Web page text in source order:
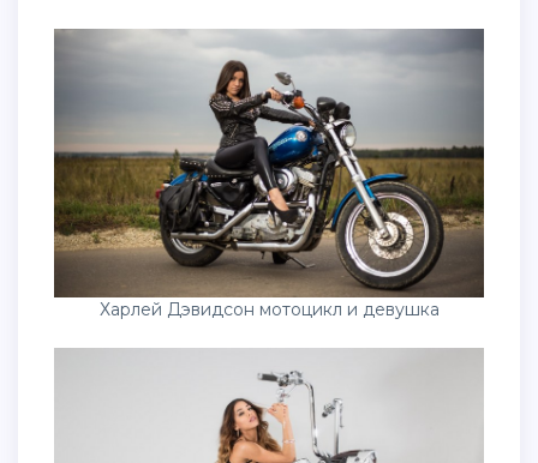
Харлей Дэвидсон мотоцикл и девушка